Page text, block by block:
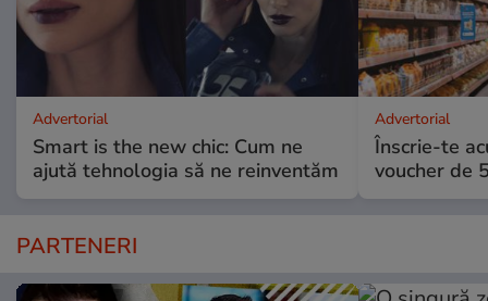
Advertorial
Smart is the new chic: Cum ne
ajută tehnologia să ne reinventăm
Advertorial
Înscrie-te
voucher de
PARTENERI